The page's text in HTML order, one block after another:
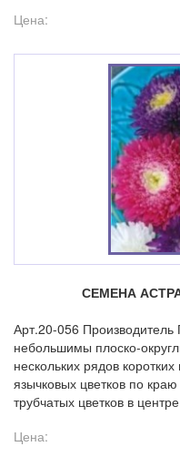
Цена:
СЕМЕНА
Арт.20-056 Производитель
небольшимы плоско-
нескольких рядов
язычковых цветков по
трубчатых цветков в
Цена: